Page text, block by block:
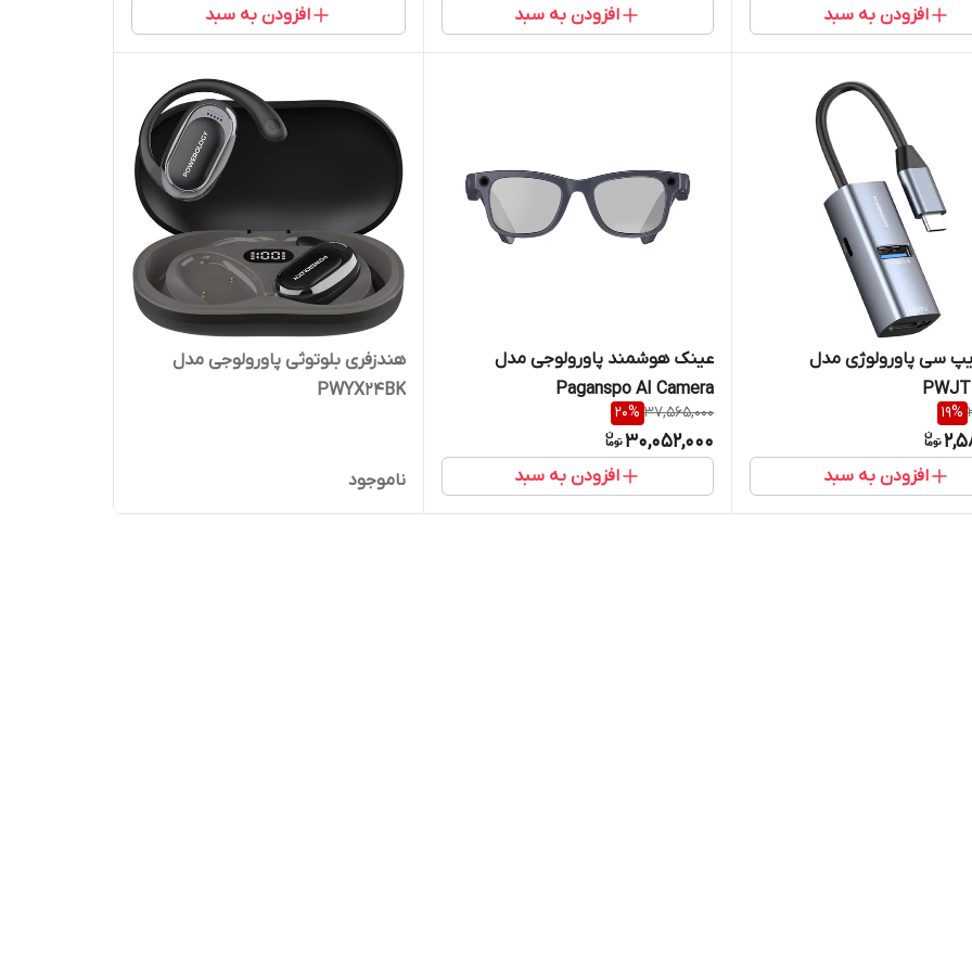
افزودن به سبد افزودن به سبد افزودن به سبد
سی پاورولوژی مدل
19%
افزودن به سبد
عینک هوشمند پاورولوجی مدل
Paganspo AI Camera
37,565,000
20%
30,052,000
افزودن به سبد
هندزفری بلوتوثی پاورولوجی مدل
PWYX24BK
ناموجود